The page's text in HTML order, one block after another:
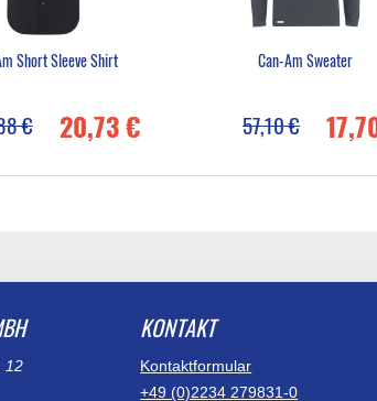
Short Sleeve Shirt
20,73 €
€
Can-Am Sweater
57,10 €
12
KONTAKT
Kontaktformular
+49 (0)2234 279831-0